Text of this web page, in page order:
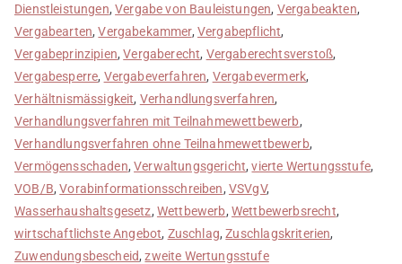
Dienstleistungen,Vergabe von Bauleistungen, Vergabeakten,
Vergabearten,Vergabekammer, Vergabepflicht,
Vergabeprinzipien,Vergaberecht, Vergaberechtsverstoß,
Vergabesperre, Vergabeverfahren, Vergabevermerk,
Verhältnismässigkeit, Verhandlungsverfahren,
Verhandlungsverfahren mit Teilnahmewettbewerb,
Verhandlungsverfahren ohne Teilnahmewettbewerb,
Vermögensschaden,Verwaltungsgericht,vierte Wertungsstufe,
VOB/B,Vorabinformationsschreiben, VSVgV,
Wasserhaushaltsgesetz, Wettbewerb, Wettbewerbsrecht,
wirtschaftlichste Angebot, Zuschlag,Zuschlagskriterien,
Zuwendungsbescheid,zweite Wertungsstufe